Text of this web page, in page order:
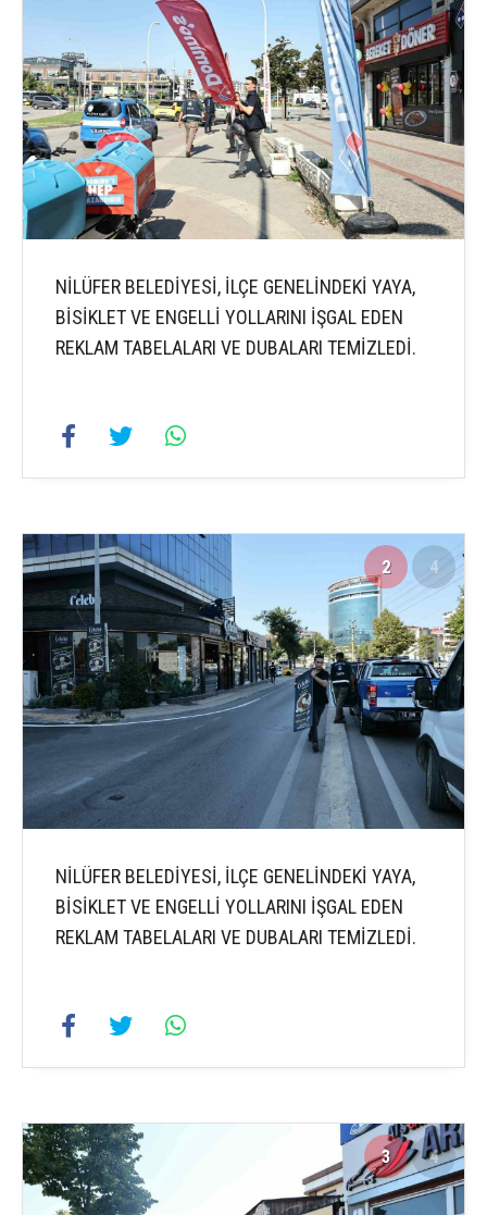
NİLÜFER BELEDİYESİ, İLÇE GENELİNDEKİ YAYA,
BİSİKLET VE ENGELLİ YOLLARINI İŞGAL EDEN
REKLAM TABELALARI VE DUBALARI TEMİZLEDİ.
2 4
NİLÜFER BELEDİYESİ, İLÇE GENELİNDEKİ YAYA,
BİSİKLET VE ENGELLİ YOLLARINI İŞGAL EDEN
REKLAM TABELALARI VE DUBALARI TEMİZLEDİ.
3 4